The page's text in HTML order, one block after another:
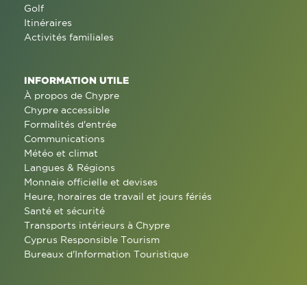
Golf
Itinéraires
Activités familiales
INFORMATION UTILE
À propos de Chypre
Chypre accessible
Formalités d'entrée
Communications
Météo et climat
Langues & Régions
Monnaie officielle et devises
Heure, horaires de travail et jours fériés
Santé et sécurité
Transports intérieurs à Chypre
Cyprus Responsible Tourism
Bureaux d'Information Touristique